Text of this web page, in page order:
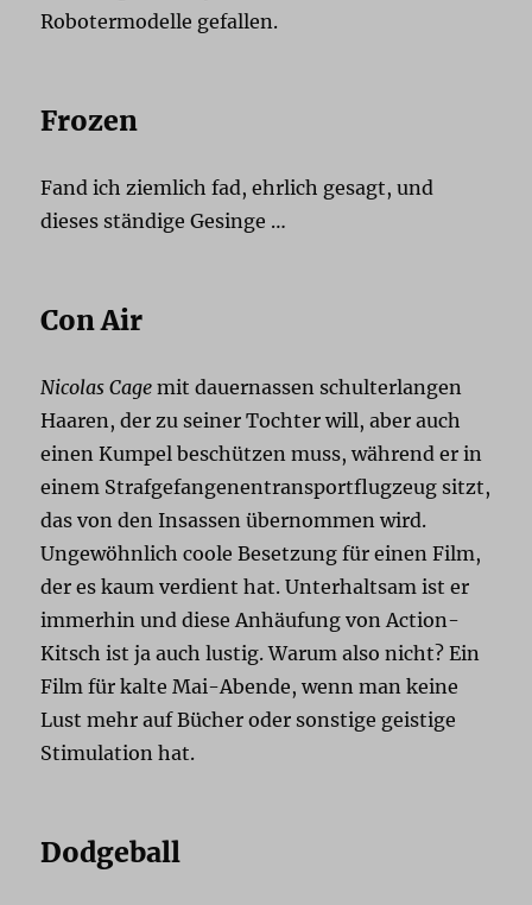
Robotermodelle gefallen.
Frozen
Fand ich ziemlich fad, ehrlich gesagt, und
dieses ständige Gesinge …
Con Air
Nicolas Cage mit dauernassen schulterlangen
Haaren, der zu seiner Tochter will, aber auch
einen Kumpel beschützen muss, während er in
einem Strafgefangenentransportflugzeug sitzt,
das von den Insassen übernommen wird.
Ungewöhnlich coole Besetzung für einen Film,
der es kaum verdient hat. Unterhaltsam ist er
immerhin und diese Anhäufung von Action-
Kitsch ist ja auch lustig. Warum also nicht? Ein
Film für kalte Mai-Abende, wenn man keine
Lust mehr auf Bücher oder sonstige geistige
Stimulation hat.
Dodgeball